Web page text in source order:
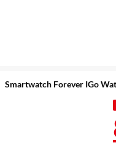
Smartwatch Forever IGo